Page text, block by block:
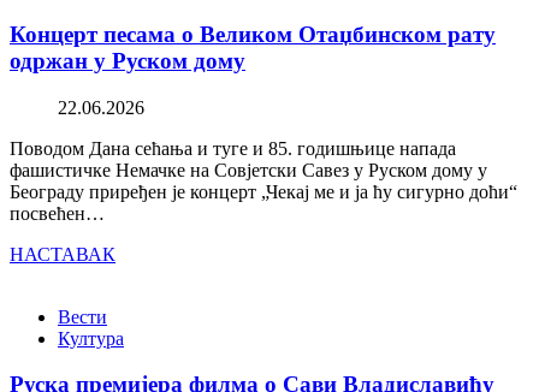
Концерт песама о Великом Отаџбинском рату
одржан у Руском дому
22.06.2026
Поводом Дана сећања и туге и 85. годишњице напада
фашистичке Немачке на Совјетски Савез у Руском дому у
Београду приређен је концерт „Чекај ме и ја ћу сигурно доћи“
посвећен…
НАСТАВАК
Вести
Култура
Руска премијера филма о Сави Владиславићу